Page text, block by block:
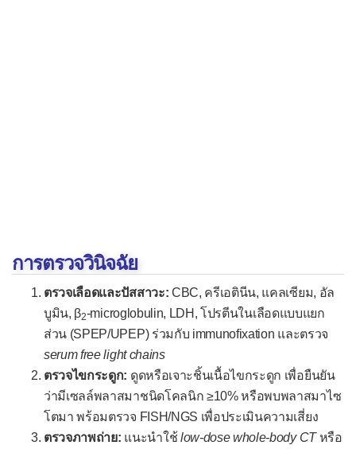
เนื้องอกที่โพรงหลังจมูก
เนื้องอกที่ต่อมทอนซิล
เนื้องอกไม่ร้ายที่กล่องเสียง
ระบบต่อมไร้ท่อ
เนื้องอกไม่ร้ายที่ต่อมไทรอยด์
การตรวจวินิจฉัย
ตรวจเลือดและปัสสาวะ: CBC, ครีเอตินีน, แคลเซียม, อัล
บูมิน, β2-microglobulin, LDH, โปรตีนในเลือดแบบแยก
ส่วน (SPEP/UPEP) ร่วมกับ immunofixation และตรวจ
serum free light chains
ตรวจไขกระดูก: ดูดหรือเจาะชิ้นเนื้อไขกระดูก เพื่อยืนยัน
ว่ามีเซลล์พลาสมาชนิดโคลนิก ≥10% หรือพบพลาสมาไซ
โตมา พร้อมตรวจ FISH/NGS เพื่อประเมินความเสี่ยง
ตรวจภาพถ่าย: แนะนำใช้ low-dose whole-body CTหรือ